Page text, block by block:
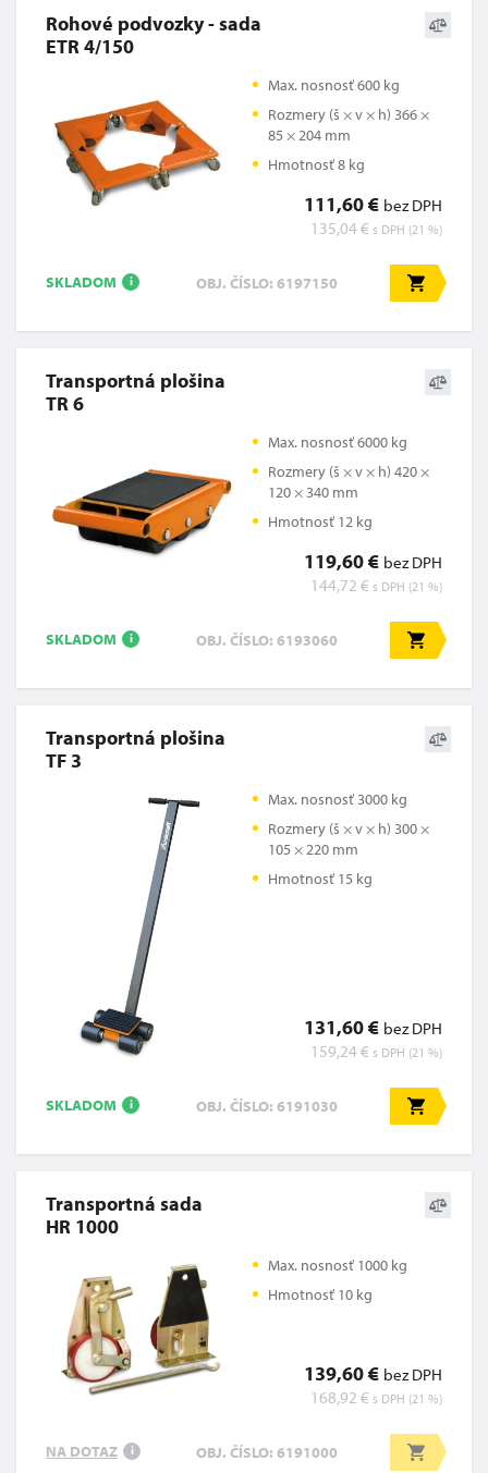
Rohové podvozky - sada
ETR 4/150
Max. nosnosť 600 kg
Rozmery (š × v × h) 366 ×
85 × 204 mm
Hmotnosť 8 kg
111,60 € bez DPH
135,04 € s DPH (21 %)
SKLADOM i OBJ. ČÍSLO: 6197150
Transportná plošina
TR 6
Max. nosnosť 6000 kg
Rozmery (š × v × h) 420 ×
120 × 340 mm
Hmotnosť 12 kg
119,60 € bez DPH
144,72 € s DPH (21 %)
SKLADOM i OBJ. ČÍSLO: 6193060
Transportná plošina
TF 3
Max. nosnosť 3000 kg
Rozmery (š × v × h) 300 ×
105 × 220 mm
Hmotnosť 15 kg
131,60 € bez DPH
159,24 € s DPH (21 %)
SKLADOM i OBJ. ČÍSLO: 6191030
Transportná sada
HR 1000
Max. nosnosť 1000 kg
Hmotnosť 10 kg
139,60 € bez DPH
168,92 € s DPH (21 %)
NA DOTAZ i OBJ. ČÍSLO: 6191000